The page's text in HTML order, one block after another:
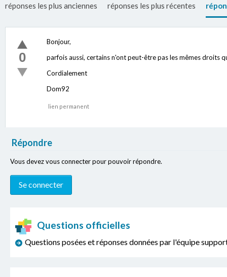
réponses les plus anciennes réponses les plus récentes
0
Bonjour,
parfois aussi, certains n'ont peut-être pas les mêmes droits
Cordialement
Dom92
lien permanent
Répondre
Vous devez vous connecter pour pouvoir répondre.
Questions officielles
Questions posées et réponses données par l'équipe